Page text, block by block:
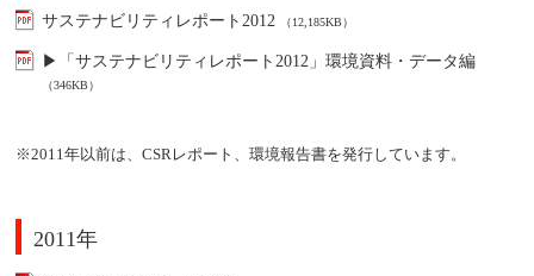
サステナビリティレポート2012 （12,185KB）
▶「サステナビリティレポート2012」環境資料・データ編
（346KB）
※2011年以前は、 CSRレポート、環境報告書を発行しています。
2011年